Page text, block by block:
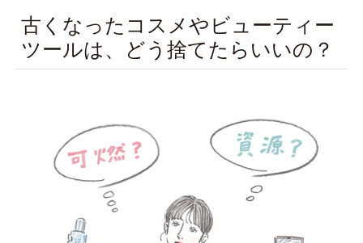
古くなったコスメやビューティー
ツールは、どう捨てたらいいの？